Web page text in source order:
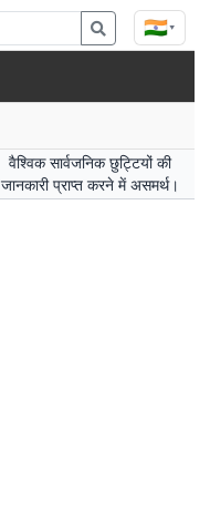
🇮🇳▾
वैश्विक सार्वजनिक छुट्टियों की
जानकारी प्राप्त करने में असमर्थ।